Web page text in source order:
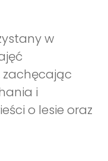
w
zachęcając
i
o lesie oraz